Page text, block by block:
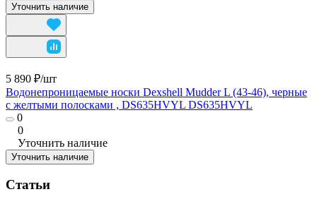
Уточнить наличие
5 890 ₽/шт
Водонепроницаемые носки Dexshell Mudder L (43-46), черные
с желтыми полосками , DS635HVYL DS635HVYL
0
0
Уточнить наличие
Уточнить наличие
Статьи